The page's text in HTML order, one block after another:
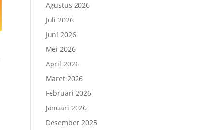
Agustus 2026
Juli 2026
Juni 2026
Mei 2026
April 2026
Maret 2026
Februari 2026
Januari 2026
Desember 2025